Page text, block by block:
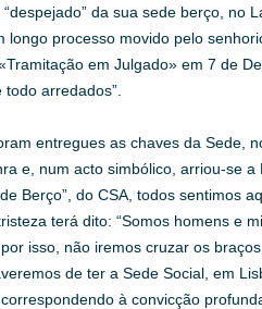
da sua sede berço, no
longo processo movido pelo
em Julgado» em 7 de
arredados”.
entregues as chaves da Sede,
e, num acto simbólico, arriou-se
Berço”, do CSA, todos sentimos
terá dito: “Somos homens e
isso, não iremos cruzar os
de ter a Sede Social, em
à convicção